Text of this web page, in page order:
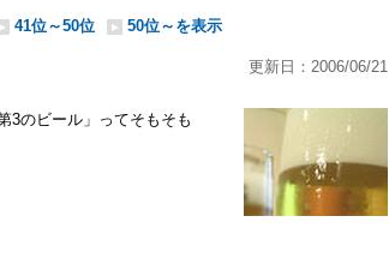
41位～50位 50位～を表示
更新日：2006/06/21
3のビール」ってそもそも